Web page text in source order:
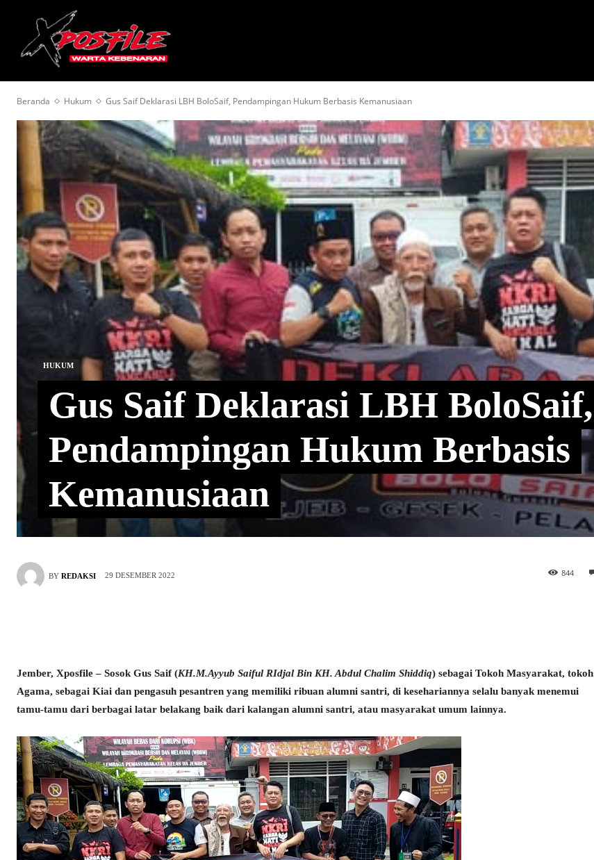
Beranda Hukum Gus Saif Deklarasi LBH BoloSaif, Pendampingan Hukum Berbasis Kemanusiaan
HUKUM
Gus Saif Deklarasi LBH BoloSaif,
Pendampingan Hukum Berbasis
Kemanusiaan
BY REDAKSI 29 DESEMBER 2022 844
Jember, Xposfile – Sosok Gus Saif (KH.M.Ayyub Saiful RIdjal Bin KH. Abdul Chalim Shiddiq) sebagai Tokoh Masyarakat, tokoh
Agama, sebagai Kiai dan pengasuh pesantren yang memiliki ribuan alumni santri, di kesehariannya selalu banyak menemui
tamu-tamu dari berbagai latar belakang baik dari kalangan alumni santri, atau masyarakat umum lainnya.